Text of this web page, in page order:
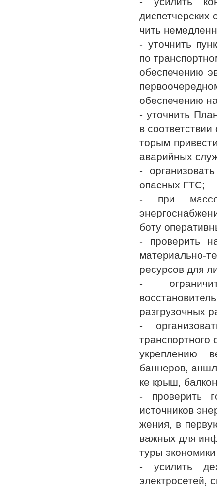
диспетчерских
чить
- уточнить
по
обеспечению
обеспечению
- уточнить
в соответствии
торым
аварийных
-
опасных ГТС;
- при
боту
- проверить
материально-
ресурсов для
-
разгрузочных
-
транспортного
укреплению
баннеров,
ке крыш,
- проверить
источников
жения, в
важных для
туры
- усилить
электросетей,